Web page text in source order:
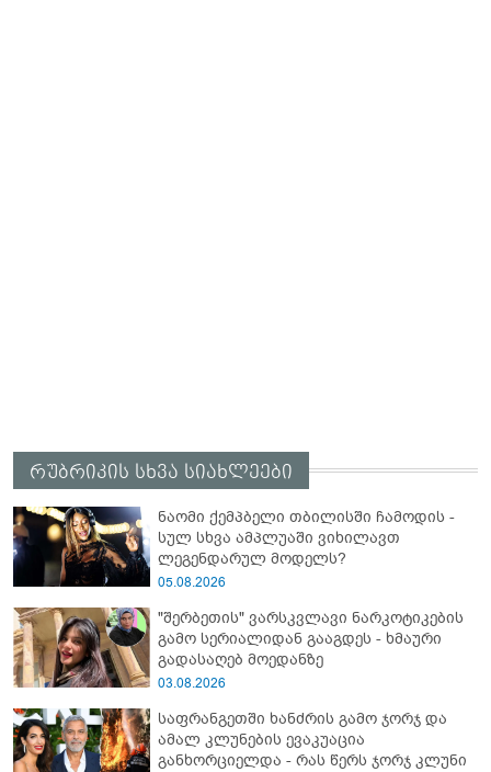
რუბრიკის სხვა სიახლეები
ნაომი ქემპბელი თბილისში ჩამოდის -
სულ სხვა ამპლუაში ვიხილავთ
ლეგენდარულ მოდელს?
05.08.2026
"შერბეთის" ვარსკვლავი ნარკოტიკების
გამო სერიალიდან გააგდეს - ხმაური
გადასაღებ მოედანზე
03.08.2026
საფრანგეთში ხანძრის გამო ჯორჯ და
ამალ კლუნების ევაკუაცია
განხორციელდა - რას წერს ჯორჯ კლუნი